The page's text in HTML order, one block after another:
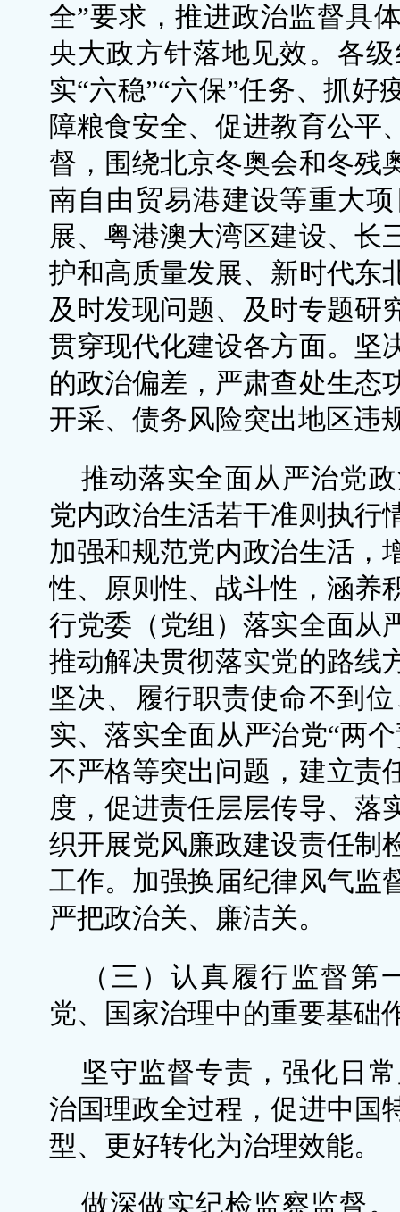
全”要求，推进政治监督具
央大政方针落地见效。各
实“六稳”“六保”任务、抓好
障粮食安全、促进教育公平
督，围绕北京冬奥会和冬残
南自由贸易港建设等重大
展、粤港澳大湾区建设、长
护和高质量发展、新时代东
及时发现问题、及时专题研
贯穿现代化建设各方面。坚
的政治偏差，严肃查处生态
开采、债务风险突出地区违
推动落实全面从严治党
党内政治生活若干准则执行
加强和规范党内政治生活，
性、原则性、战斗性，涵养
行党委（党组）落实全面从
推动解决贯彻落实党的路线
坚决、履行职责使命不到
实、落实全面从严治党“两
不严格等突出问题，建立责
度，促进责任层层传导、落
织开展党风廉政建设责任制
工作。加强换届纪律风气监
严把政治关、廉洁关。
（三）认真履行监督
党、国家治理中的重要基础
坚守监督专责，强化日
治国理政全过程，促进中国
型、更好转化为治理效能。
做深做实纪检监察监督